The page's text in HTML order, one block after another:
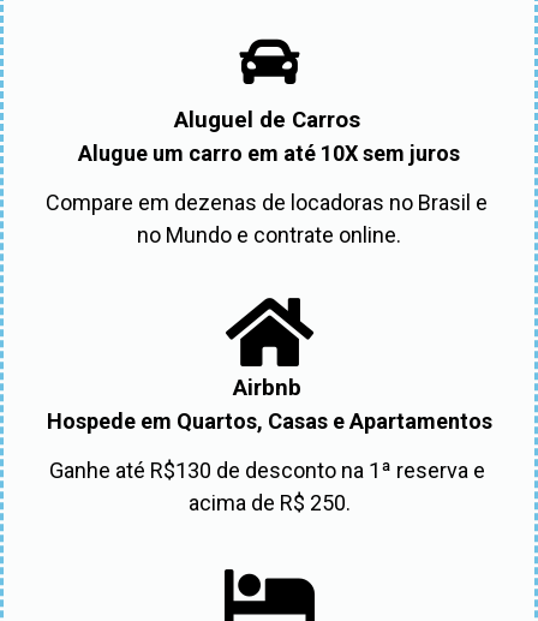
Aluguel de Carros
Alugue um carro em até 10X sem juros
Compare em dezenas de locadoras no Brasil e
no Mundo e contrate online.
Airbnb
Hospede em Quartos, Casas e Apartamentos
Ganhe até R$130 de desconto na 1ª reserva e
acima de R$ 250.